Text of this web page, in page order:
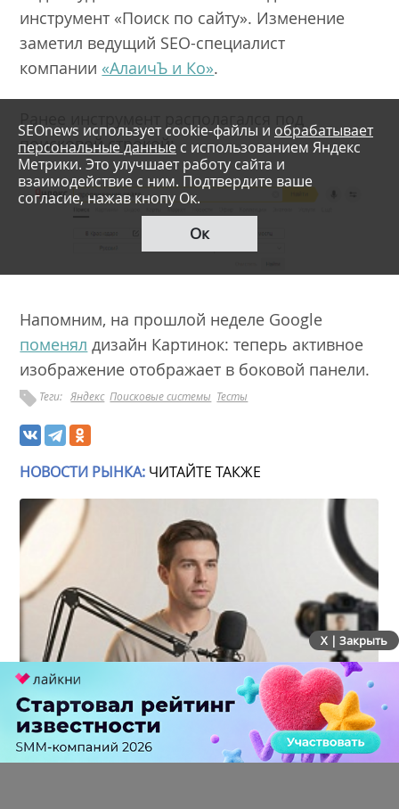
инструмент «Поиск по сайту». Изменение
заметил ведущий SEO-специалист
компании«АлаичЪ и Ко».
поисковой строкой:
Напомним, на прошлой неделе Google
поменял дизайн Картинок: теперь активное
изображение отображает в боковой панели.
Теги: Яндекс Поисковые системы Тесты
SEOnews использует cookie-файлы и обрабатывает
персональные данные с использованием Яндекс
Метрики. Это улучшает работу сайта и
взаимодействие с ним. Подтвердите ваше
согласие, нажав кнопу Ок.
Ок
НОВОСТИ РЫНКА: ЧИТАЙТЕ ТАКЖЕ
Российский рынок инфлюенс-маркетинга вошел в
фазу стагнации после нескольких лет роста
X | Закрыть